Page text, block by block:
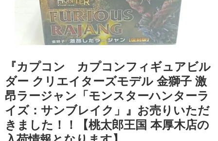
『カプコン カプコンフィギュアビル
ダー クリエイターズモデル 金獅子 激
昂ラージャン「モンスターハンターラ
イズ：サンブレイク」』お売りいただ
きました！！【桃太郎王国 本厚木店の